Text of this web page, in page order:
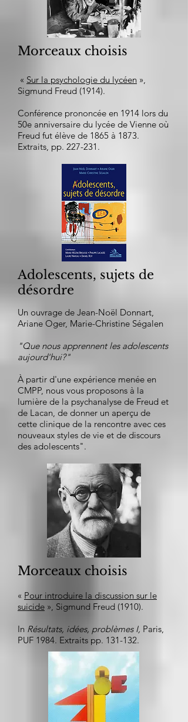
Morceaux choisis
« Sur la psychologie du lycéen »,
Sigmund Freud (1914).
Conférence prononcée en 1914 lors du
50e anniversaire du lycée de Vienne où
Freud fut élève de 1865 à 1873.
Extraits, pp. 227-231.
Adolescents, sujets de
désordre
Un ouvrage de Jean-Noël Donnart,
Ariane Oger, Marie-Christine Ségalen
"Que nous apprennent les adolescents
aujourd'hui?"
À partir d'une expérience menée en
CMPP, nous vous proposons à la
lumière de la psychanalyse de Freud et
de Lacan, de donner un aperçu de
cette clinique de la rencontre avec ces
nouveaux styles de vie et de discours
des adolescents".
Morceaux choisis
« Pour introduire la discussion sur le
suicide », Sigmund Freud (1910).
In Résultats, idées, problèmes I, Paris,
PUF 1984. Extraits pp. 131-132.